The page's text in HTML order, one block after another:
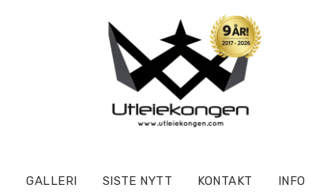
GALLERI SISTE NYTT KONTAKT INFO